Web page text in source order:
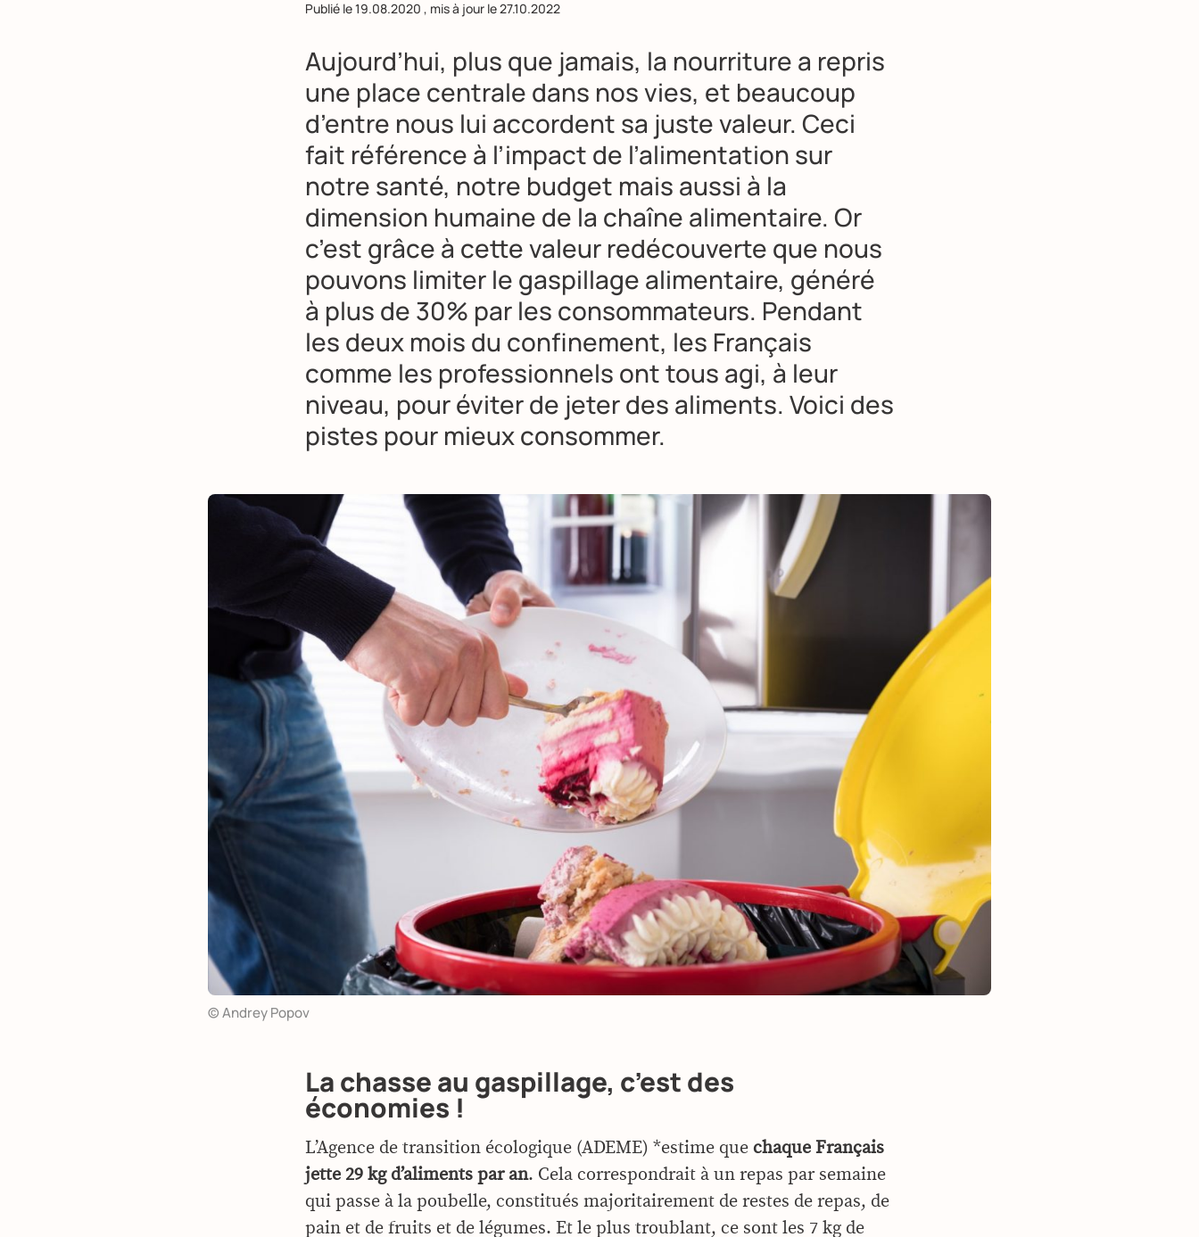
Publié le19.08.2020 , mis à jour le27.10.2022
Aujourd’hui, plus que jamais, la nourriture a repris
une place centrale dans nos vies, et beaucoup
d’entre nous lui accordent sa juste valeur. Ceci
fait référence à l’impact de l’alimentation sur
notre santé, notre budget mais aussi à la
dimension humaine de la chaîne alimentaire. Or
c’est grâce à cette valeur redécouverte que nous
pouvons limiter le gaspillage alimentaire, généré
à plus de 30% par les consommateurs. Pendant
les deux mois du confinement, les Français
comme les professionnels ont tous agi, à leur
niveau, pour éviter de jeter des aliments. Voici des
pistes pour mieux consommer.
© Andrey Popov
La chasse au gaspillage, c’est des
économies !
L’Agence de transition écologique (ADEME) *estime que chaque Français
jette 29 kg d’aliments par an. Cela correspondrait à un repas par semaine
qui passe à la poubelle, constitués majoritairement de restes de repas, de
pain et de fruits et de légumes. Et le plus troublant, ce sont les 7 kg de